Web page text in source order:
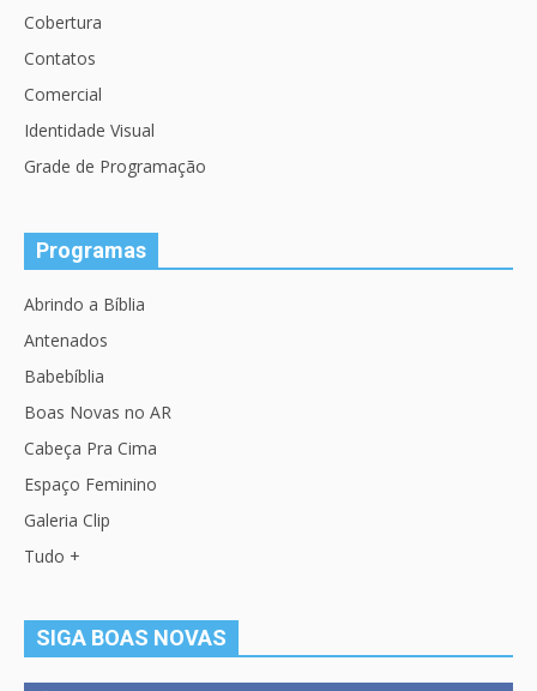
Cobertura
Contatos
Comercial
Identidade Visual
Grade de Programação
Programas
Abrindo a Bíblia
Antenados
Babebíblia
Boas Novas no AR
Cabeça Pra Cima
Espaço Feminino
Galeria Clip
Tudo +
SIGA BOAS NOVAS